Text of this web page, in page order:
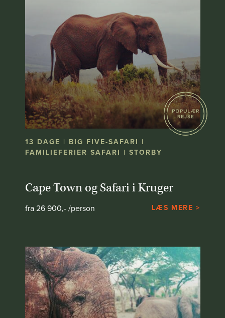
13 DAGE | BIG FIVE-SAFARI |
FAMILIEFERIER SAFARI | STORBY
Cape Town og Safari i Kruger
fra 26 900,- /person LÆS MERE >